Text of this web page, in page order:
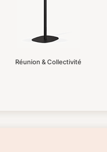
Réunion & Collectivité